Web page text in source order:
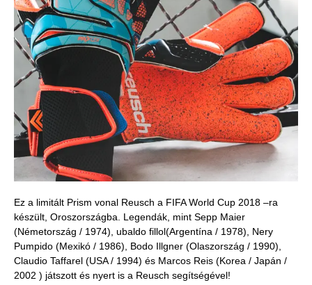
Ez a limitált Prism vonal Reusch a FIFA World Cup 2018 –ra
készült, Oroszországba. Legendák, mint Sepp Maier
(Németország / 1974), ubaldo fillol(Argentína / 1978), Nery
Pumpido (Mexikó / 1986), Bodo Illgner (Olaszország / 1990),
Claudio Taffarel (USA / 1994) és Marcos Reis (Korea / Japán /
2002 ) játszott és nyert is a Reusch segítségével!